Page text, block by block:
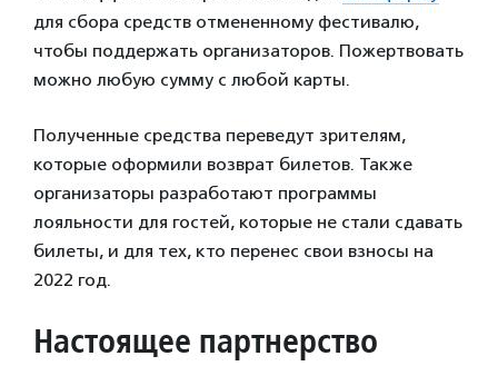
для сбора средств отмененному фестивалю,
чтобы поддержать организаторов. Пожертвовать
можно любую сумму с любой карты.
Полученные средства переведут зрителям,
которые оформили возврат билетов. Также
организаторы разработают программы
лояльности для гостей, которые не стали сдавать
билеты, и для тех, кто перенес свои взносы на
2022 год.
Настоящее партнерство